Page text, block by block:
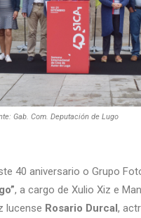
Gab. Com. Deputación de Lugo
40 aniversario o Grupo
, a cargo de Xulio Xiz e
lucense Rosario Durcal,